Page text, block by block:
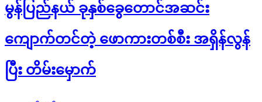
မွန်ပြည်နယ် ခုနှစ်ခွေတောင်အဆင်း
ကျောက်တင်တဲ့ ဖောကားတစ်စီး အရှိန်လွန်
ပြီး‌ တိမ်းမှောက်